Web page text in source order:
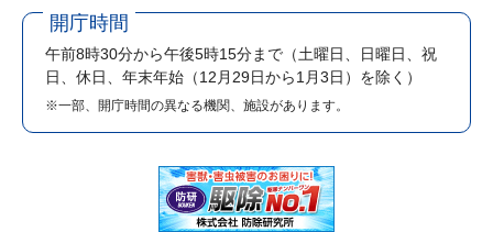
開庁時間
午前8時30分から午後5時15分まで （土曜日、日曜日、祝
日、休日、年末年始（12月29日から1月3日）を除く）
※一部、開庁時間の異なる機関、施設があります。